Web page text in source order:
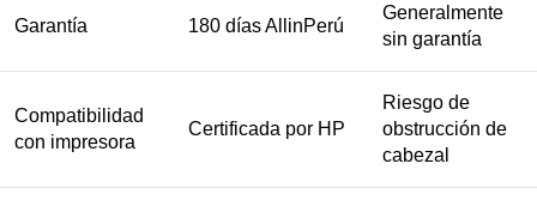
Garantía 180 días AllinPerú
Generalmente
sin garantía
Compatibilidad
con impresora
Certificada por HP
Riesgo de
obstrucción de
cabezal